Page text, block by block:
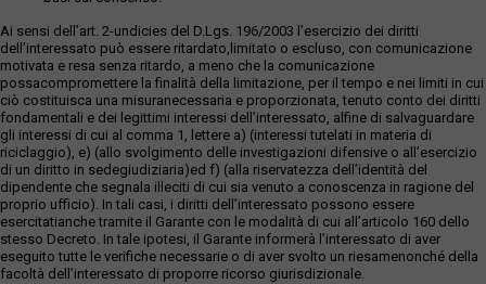
Ai sensi dell’art. 2-undicies del D.Lgs. 196/2003 l’esercizio dei diritti
dell’interessato può essere ritardato,limitato o escluso, con comunicazione
motivata e resa senza ritardo, a meno che la comunicazione
possacompromettere la finalità della limitazione, per il tempo e nei limiti in cui
ciò costituisca una misuranecessaria e proporzionata, tenuto conto dei diritti
fondamentali e dei legittimi interessi dell’interessato, alfine di salvaguardare
gli interessi di cui al comma 1, lettere a) (interessi tutelati in materia di
riciclaggio), e) (allo svolgimento delle investigazioni difensive o all’esercizio
di un diritto in sedegiudiziaria)ed f) (alla riservatezza dell’identità del
dipendente che segnala illeciti di cui sia venuto a conoscenza in ragione del
proprio ufficio). In tali casi, i diritti dell’interessato possono essere
esercitatianche tramite il Garante con le modalità di cui all’articolo 160 dello
stesso Decreto. In tale ipotesi, il Garante informerà l’interessato di aver
eseguito tutte le verifiche necessarie o di aver svolto un riesamenonché della
facoltà dell’interessato di proporre ricorso giurisdizionale.